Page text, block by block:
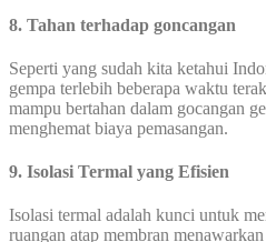
8. Tahan terhadap goncangan
Seperti yang sudah kita ketahui
gempa terlebih beberapa waktu
mampu bertahan dalam gocangan
menghemat biaya pemasangan.
9. Isolasi Termal yang Efisien
Isolasi termal adalah kunci untuk
ruangan atap membran